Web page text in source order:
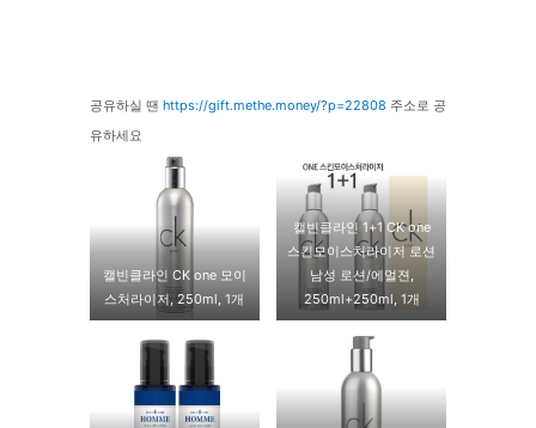
공유하실 땐 https://gift.methe.money/?p=22808 주소로 공
유하세요
캘빈클라인 CK one 모이
스처라이저, 250ml, 1개
캘빈클라인 1+1 CK one
스킨모이스처라이저 로션
남성 로션/에멀젼,
250ml+250ml, 1개